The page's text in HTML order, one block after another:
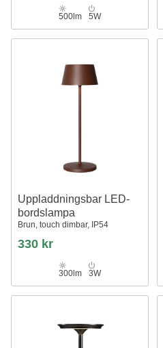
500lm 5W
Uppladdningsbar LED-
bordslampa
Brun, touch dimbar, IP54
330 kr
300lm 3W